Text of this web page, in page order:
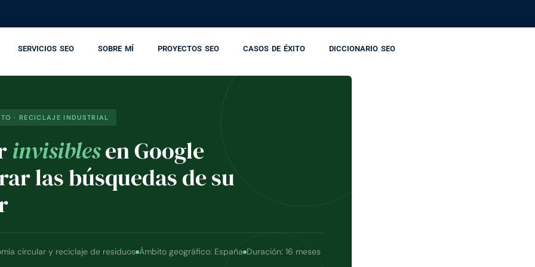
SERVICIOS SEO SOBRE MÍ PROYECTOS SEO CASOS DE ÉXITO DICCIONARIO SEO
· RECICLAJE INDUSTRIAL
invisiblesen Google
las búsquedas de su
circular y reciclaje de residuos Ámbito geográfico: España Duración: 16 meses